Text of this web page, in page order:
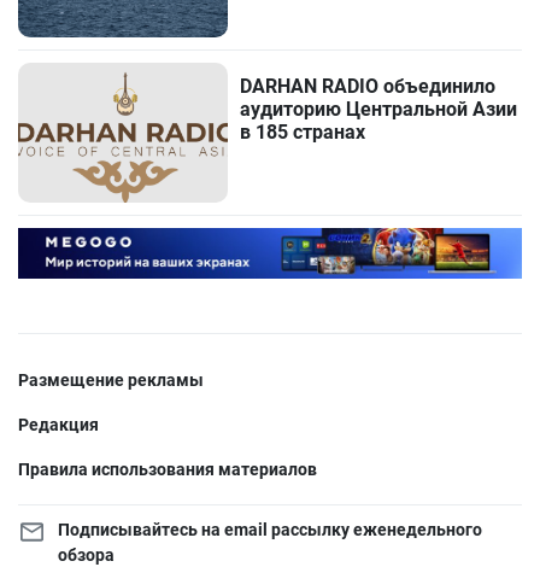
DARHAN RADIO объединило
аудиторию Центральной Азии
в 185 странах
Размещение рекламы
Редакция
Правила использования материалов
Подписывайтесь на email рассылку еженедельного
обзора